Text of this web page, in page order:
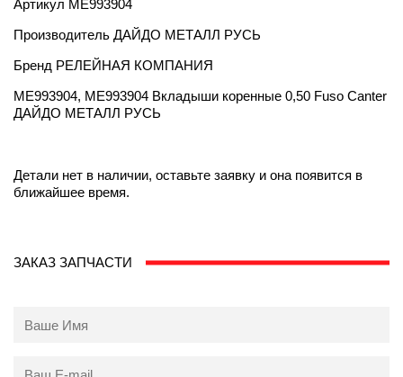
Артикул ME993904
Производитель ДАЙДО МЕТАЛЛ РУСЬ
Бренд РЕЛЕЙНАЯ КОМПАНИЯ
ME993904, ME993904 Вкладыши коренные 0,50 Fuso Canter
ДАЙДО МЕТАЛЛ РУСЬ
Детали нет в наличии, оставьте заявку и она появится в
ближайшее время.
ЗАКАЗ ЗАПЧАСТИ